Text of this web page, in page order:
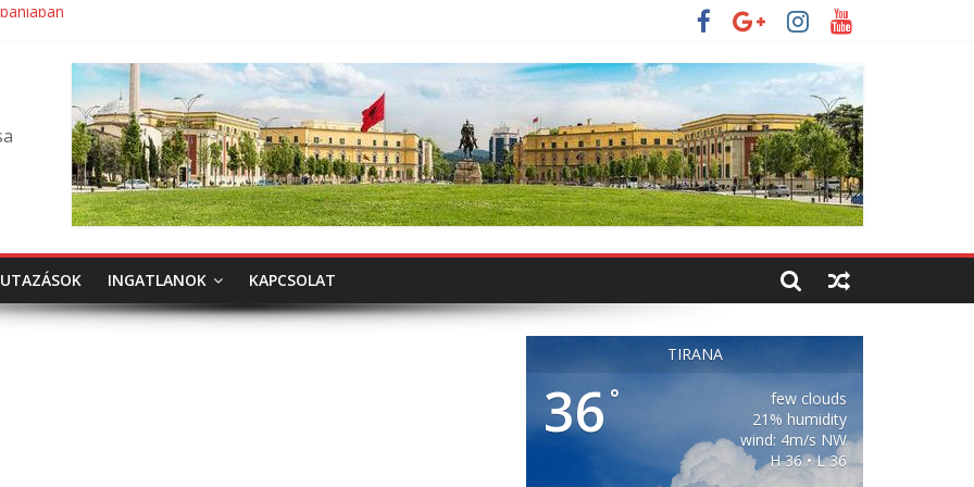
UTAZÁSOK INGATLANOK KAPCSOLAT
TIRANA
36°
few clouds
21% humidity
wind: 4m/s NW
H 36 • L 36